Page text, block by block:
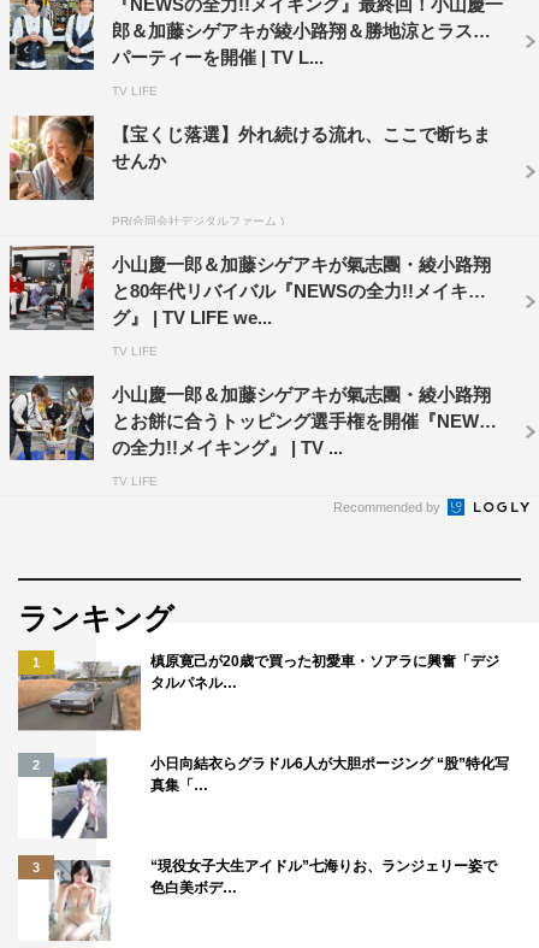
『NEWSの全力!!メイキング』最終回！小山慶一
郎＆加藤シゲアキが綾小路翔＆勝地涼とラスト
パーティーを開催 | TV L...
TV LIFE
【宝くじ落選】外れ続ける流れ、ここで断ちま
せんか
PR(合同会社デジタルファーム )
小山慶一郎＆加藤シゲアキが氣志團・綾小路翔
と80年代リバイバル『NEWSの全力!!メイキン
グ』 | TV LIFE we...
TV LIFE
小山慶一郎＆加藤シゲアキが氣志團・綾小路翔
とお餅に合うトッピング選手権を開催『NEWS
の全力!!メイキング』 | TV ...
TV LIFE
Recommended by
ランキング
1
槙原寛己が20歳で買った初愛車・ソアラに興奮「デジ
タルパネル…
2
小日向結衣らグラドル6人が大胆ポージング “股”特化写
真集「…
3
“現役女子大生アイドル”七海りお、ランジェリー姿で
色白美ボデ…